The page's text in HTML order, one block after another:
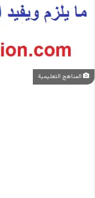
المناهج التعليمية